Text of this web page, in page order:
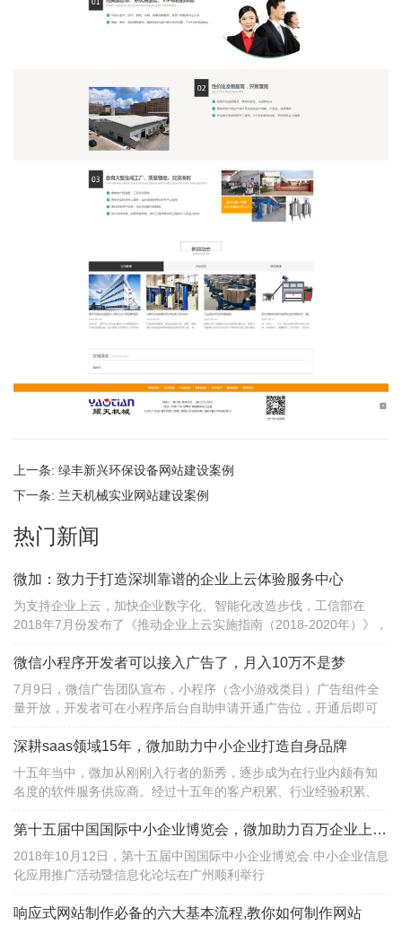
上一条: 绿丰新兴环保设备网站建设案例
下一条: 兰天机械实业网站建设案例
热门新闻
微加：致力于打造深圳靠谱的企业上云体验服务中心
为支持企业上云，加快企业数字化、智能化改造步伐，工信部在
2018年7月份发布了《推动企业上云实施指南（2018-2020年）》，
微信小程序开发者可以接入广告了，月入10万不是梦
7月9日，微信广告团队宣布，小程序（含小游戏类目）广告组件全
量开放，开发者可在小程序后台自助申请开通广告位，开通后即可
深耕saas领域15年，微加助力中小企业打造自身品牌
十五年当中，微加从刚刚入行者的新秀，逐步成为在行业内颇有知
名度的软件服务供应商。经过十五年的客户积累、行业经验积累、
地区saas领域知名供应商和数字营销解决方案提供者......
第十五届中国国际中小企业博览会，微加助力百万企业上云服务
2018年10月12日，第十五届中国国际中小企业博览会.中小企业信息
化应用推广活动暨信息化论坛在广州顺利举行
响应式网站制作必备的六大基本流程,教你如何制作网站